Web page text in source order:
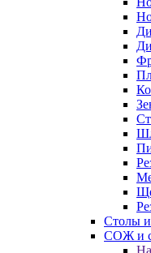
Столы и
СОЖ и